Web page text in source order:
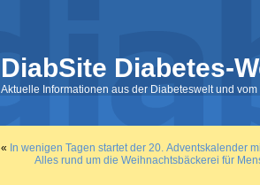
DiabSite Diabetes-
Aktuelle Informationen aus der Diabeteswelt und
« In wenigen Tagen startet der 20. Adventskalender
Alles rund um die Weihnachtsbäckerei für